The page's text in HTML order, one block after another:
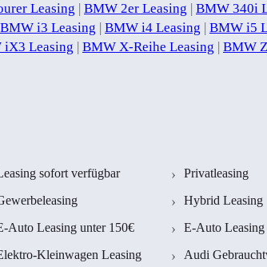
Leasing | BMW 2er Leasing | BMW 340i
BMW i3 Leasing | BMW i4 Leasing | BMW i5
iX3 Leasing | BMW X-Reihe Leasing | BMW
sofort verfügbar Privatleasing
Hybrid Leasing
Auto Leasing unter 150€ E-Auto Leasing
Kleinwagen Leasing Audi